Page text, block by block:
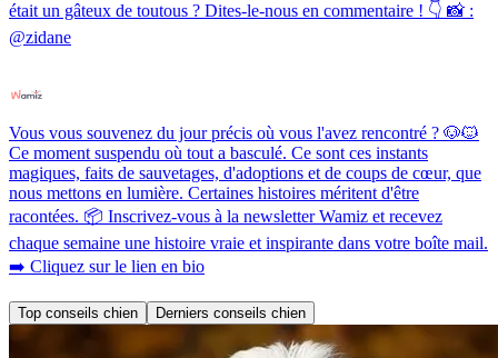
était un gâteux de toutous ? Dites-le-nous en commentaire ! 👇 📸 :
@zidane
Vous vous souvenez du jour précis où vous l'avez rencontré ? 🐶🐱
Ce moment suspendu où tout a basculé. Ce sont ces instants
magiques, faits de sauvetages, d'adoptions et de coups de cœur, que
nous mettons en lumière. Certaines histoires méritent d'être
racontées. 📦 Inscrivez-vous à la newsletter Wamiz et recevez
chaque semaine une histoire vraie et inspirante dans votre boîte mail.
➡️ Cliquez sur le lien en bio
Top conseils chien Derniers conseils chien